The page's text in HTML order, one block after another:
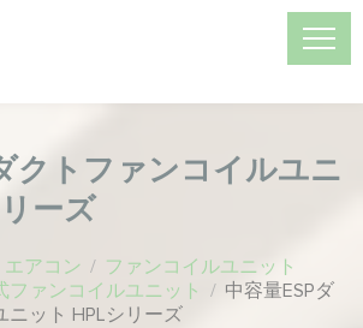
クトファンコイルユニ
ーズ
エアコン / ファンコイルユニット
ファンコイルユニット / 中容量ESPダ
ニット HPLシリーズ